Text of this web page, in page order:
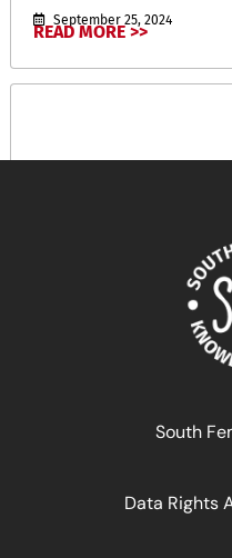
September 25, 2024
READ MORE >>
South
Data Rights